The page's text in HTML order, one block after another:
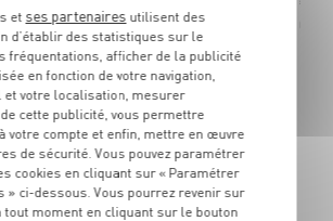
-22,2%
le kg au lieu de 35€99 le kg
TOUTES NOS PROMOTIONS
et ses partenaires utilisent des
d’établir des statistiques sur le
fréquentations, afficher de la publicité
en fonction de votre navigation,
et votre localisation, mesurer
de cette publicité, vous permettre
votre compte et enfin, mettre en œuvre
de sécurité. Vous pouvez paramétrer
cookies en cliquant sur « Paramétrer
» ci-dessous. Vous pourrez revenir sur
tout moment en cliquant sur le bouton